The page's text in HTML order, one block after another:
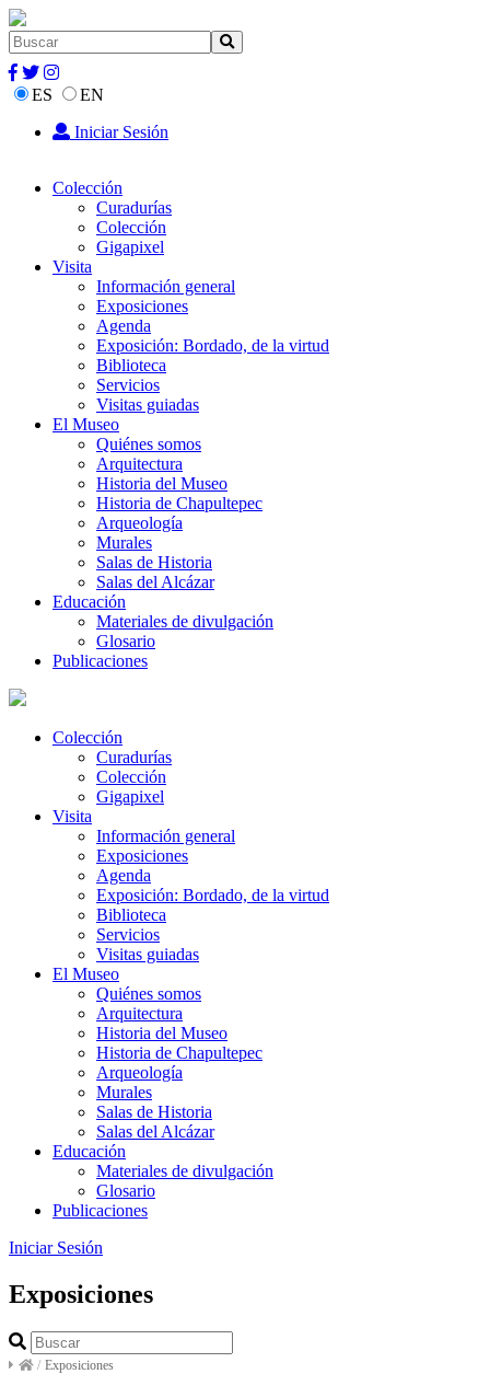
ES
EN
Iniciar Sesión
Colección
Curadurías
Colección
Gigapixel
Visita
Información general
Exposiciones
Agenda
Exposición: Bordado, de la virtud
Biblioteca
Servicios
Visitas guiadas
El Museo
Quiénes somos
Arquitectura
Historia del Museo
Historia de Chapultepec
Arqueología
Murales
Salas de Historia
Salas del Alcázar
Educación
Materiales de divulgación
Glosario
Publicaciones
Colección
Curadurías
Colección
Gigapixel
Visita
Información general
Exposiciones
Agenda
Exposición: Bordado, de la virtud
Biblioteca
Servicios
Visitas guiadas
El Museo
Quiénes somos
Arquitectura
Historia del Museo
Historia de Chapultepec
Arqueología
Murales
Salas de Historia
Salas del Alcázar
Educación
Materiales de divulgación
Glosario
Publicaciones
Iniciar Sesión
Exposiciones
/ Exposiciones